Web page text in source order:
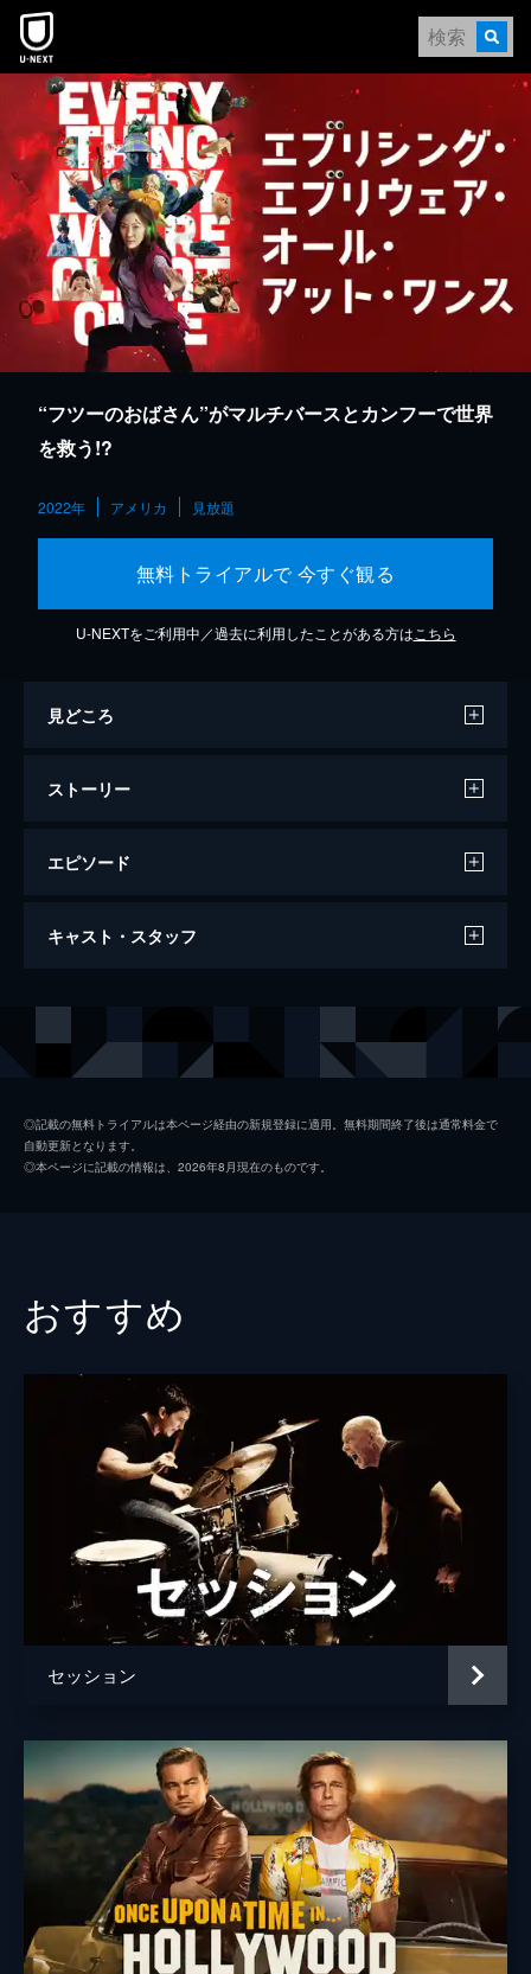
本文へスキップ
“フツーのおばさん”がマルチバースとカンフーで世界
を救う!?
2022年 アメリカ 見放題
無料トライアルで 今すぐ観る
U-NEXTをご利用中／過去に利用したことがある方は こちら
見どころ
ストーリー
エピソード
エブリシング・エブリウェア・オール・ア
キャスト・スタッフ
ステファニー・スー
ビフ・ウィフ
スニータ・マニ
アーロン・ラザール
オードリー・ヴァシレフスキ
監督 ダニエル・クワン
ダニエル・シャイナート
ダニエル・シャイナート
サン・ラックス
製作 ジョー・ルッソ
アンソニー・ルッソ
マイク・ラロッカ
ダニエル・クワン
◎記載の無料トライアルは本ページ経由の新規登録に適用。無料期間終了後は通常料金で
自動更新となります。
◎本ページに記載の情報は、2026年8月現在のものです。
おすすめ
セッション